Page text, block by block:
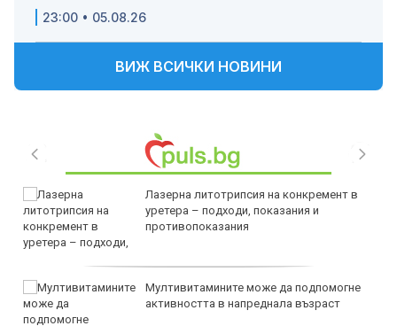
23:00 • 05.08.26
ВИЖ ВСИЧКИ НОВИНИ
Лазерна литотрипсия на конкремент в
уретера – подходи, показания и
противопоказания
Мултивитамините може да подпомогне
активността в напреднала възраст